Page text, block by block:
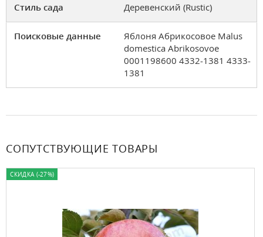
Стиль сада Деревенский (Rustic)
Поисковые данные
Яблоня Абрикосовое Malus
domestica Abrikosovoe
0001198600 4332-1381 4333-
1381
СОПУТСТВУЮЩИЕ ТОВАРЫ
СКИДКА (-27%)